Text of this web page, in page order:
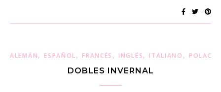
ALEMÁN, ESPAÑOL, FRANCÉS , INGLÉS, ITALIANO , POLACO
DOBLES INVERNAL